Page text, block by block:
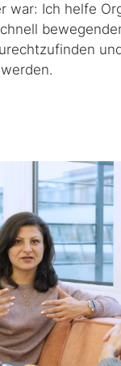
war: Ich helfe